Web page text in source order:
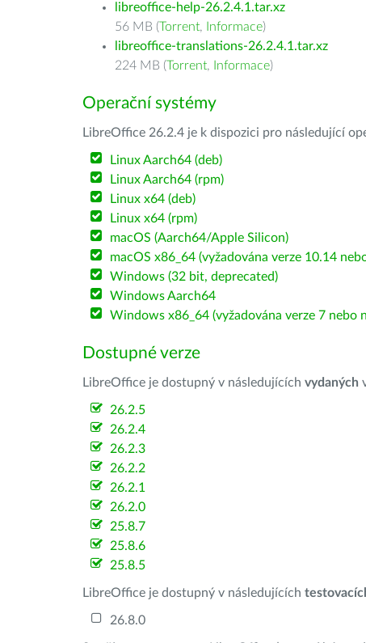
libreoffice-help-26.2.4.1.tar.xz
56 MB (Torrent, Informace)
libreoffice-translations-26.2.4.1.tar.xz
224 MB (Torrent, Informace)
Operační systémy
LibreOffice 26.2.4 je k dispozici pro následující
Linux Aarch64 (deb)
Linux Aarch64 (rpm)
Linux x64 (deb)
Linux x64 (rpm)
macOS (Aarch64/Apple Silicon)
macOS x86_64 (vyžadována verze 10.14
Windows (32 bit, deprecated)
Windows Aarch64
Windows x86_64 (vyžadována verze 7 nebo
Dostupné verze
LibreOffice je dostupný v následujících vydaných
26.2.5
26.2.4
26.2.3
26.2.2
26.2.1
26.2.0
25.8.7
25.8.6
25.8.5
LibreOffice je dostupný v následujících
26.8.0